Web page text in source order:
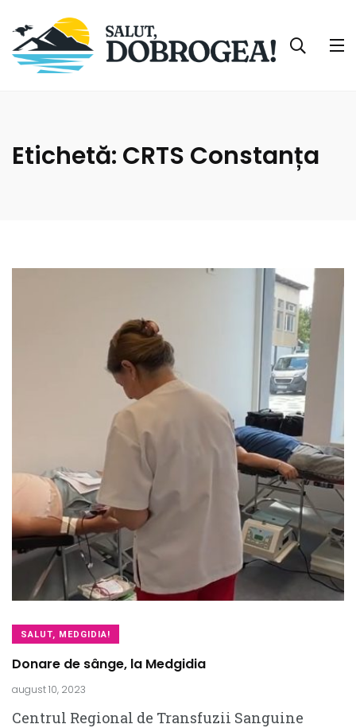
Etichetă: CRTS Constanța
SALUT, MEDGIDIA!
Donare de sânge, la Medgidia
august 10, 2023
Centrul Regional de Transfuzii Sanguine